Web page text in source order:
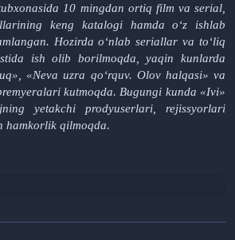
10 mingdan ortiq film va serial,
keng katalogi hamda o‘z ishlab
Hozirda o‘nlab seriallar va to‘liq
ish olib borilmoqda, yaqin kunlarda
«Neva uzra qo‘rquv. Olov halqasi» va
kutmoqda. Bugungi kunda «Ivi»
yetakchi prodyuserlari, rejissyorlari
hamkorlik qilmoqda.